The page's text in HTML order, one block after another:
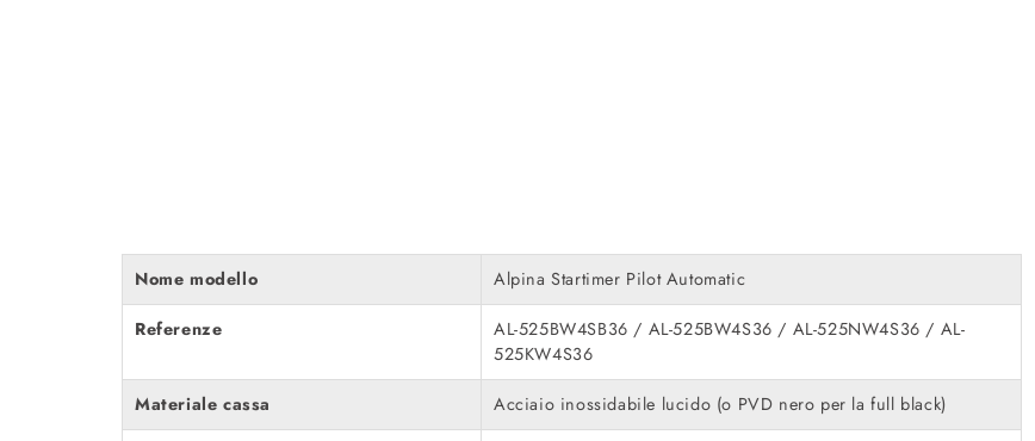
Nome modello Alpina Startimer Pilot Automatic
Referenze
AL-525BW4SB36 / AL-525BW4S36 / AL-525NW4S36 / AL-
525KW4S36
Materiale cassa Acciaio inossidabile lucido (o PVD nero per la full black)